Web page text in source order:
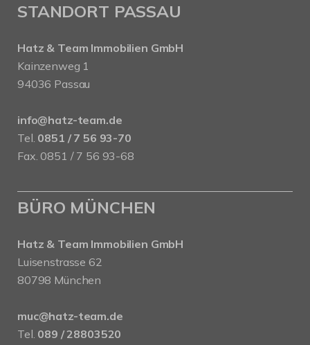
STANDORT PASSAU
Hatz & Team Immobilien GmbH
Kainzenweg 1
94036 Passau
info@hatz-team.de
Tel. 0851 / 7 56 93-70
Fax. 0851 / 7 56 93-68
BÜRO MÜNCHEN
Hatz & Team Immobilien GmbH
Luisenstrasse 62
80798 München
muc@hatz-team.de
Tel. 089 / 28803520